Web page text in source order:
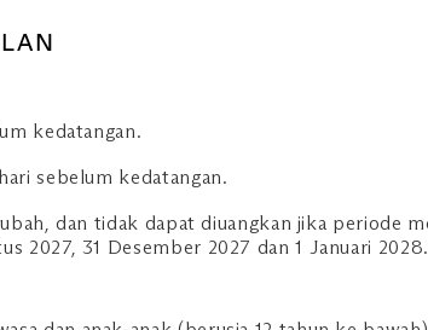
kedatangan.
sebelum kedatangan.
dan tidak dapat diuangkan jika periode
2027, 31 Desember 2027 dan 1 Januari 2028.